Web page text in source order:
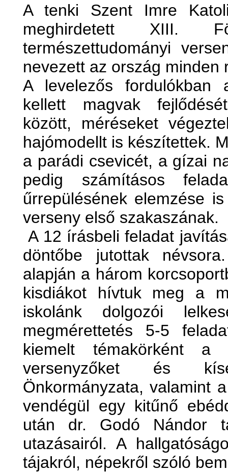
A tenki Szent Imre
meghirdetett XIII.
természettudományi
nevezett az ország minden
A levelezős fordulókban
kellett magvak
között, méréseket
hajómodellt is készítettek.
a parádi csevicét, a gízai
pedig számításos
űrrepülésének elemzése
verseny első szakaszának.
A 12 írásbeli feladat
döntőbe jutottak
alapján a három
kisdiákot hívtuk meg a
iskolánk dolgozói
megmérettetés 5-5
kiemelt témakörként
versenyzőket és
Önkormányzata, valamint
vendégül egy kitűnő
után dr. Godó Nándor
utazásairól. A
tájakról, népekről szóló